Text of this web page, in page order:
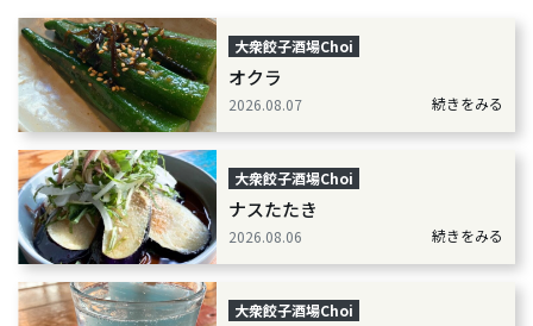
大衆餃子酒場Choi
オクラ
2026.08.07 続きをみる
大衆餃子酒場Choi
ナスたたき
2026.08.06 続きをみる
大衆餃子酒場Choi